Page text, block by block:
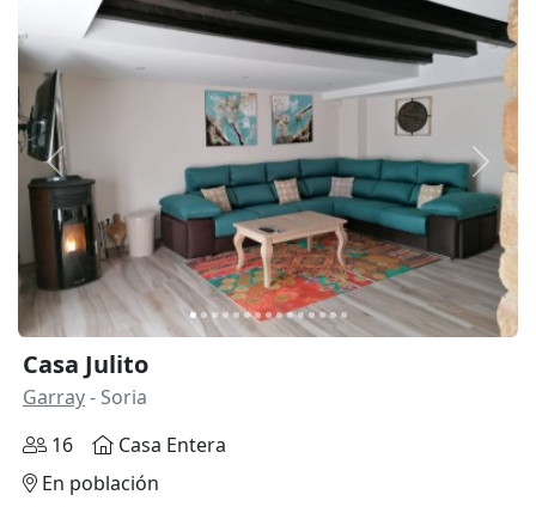
Anterior
Casa Julito
Garray- Soria
16
Casa Entera
En población